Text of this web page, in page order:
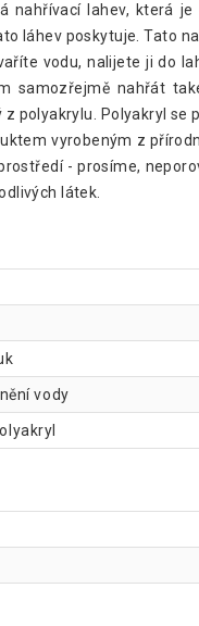
nahřívací lahev, která
láhev poskytuje. Tato
vodu, nalijete ji do
samozřejmě nahřát
polyakrylu. Polyakryl
vyrobeným z
- prosíme,
látek.
vody